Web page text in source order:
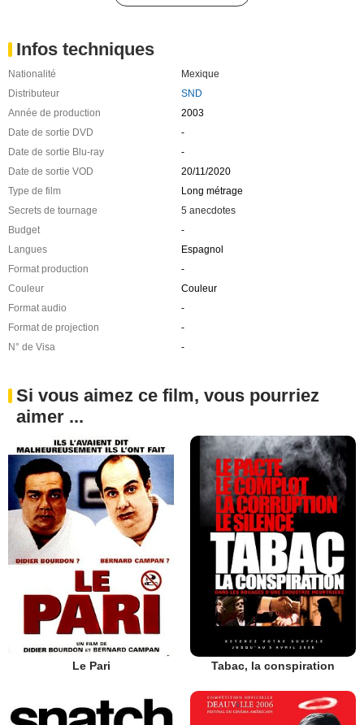
Infos techniques
Nationalité
Mexique
Distributeur
SND
Année de production
2003
Date de sortie DVD
-
Date de sortie Blu-ray
-
Date de sortie VOD
20/11/2020
Type de film
Long métrage
Secrets de tournage
5 anecdotes
Budget
-
Langues
Espagnol
Format production
-
Couleur
Couleur
Format audio
-
Format de projection
-
N° de Visa
-
Si vous aimez ce film, vous pourriez
aimer ...
Le Pari Tabac, la conspiration